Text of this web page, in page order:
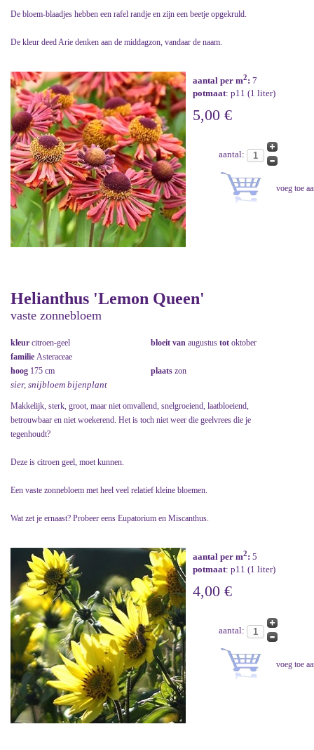
De bloem-blaadjes hebben een rafel randje en zijn een beetje opgekruld.
De kleur deed Arie denken aan de middagzon, vandaar de naam.
aantal per m2: 7
potmaat: p11 (1 liter)
5,00 €
aantal:
Helianthus 'Lemon Queen'
vaste zonnebloem
kleur citroen-geel bloeit van augustus tot oktober
familie Asteraceae
hoog 175 cm plaats zon
sier, snijbloem bijenplant
Makkelijk, sterk, groot, maar niet omvallend, snelgroeiend, laatbloeiend,
betrouwbaar en niet woekerend. Het is toch niet weer die geelvrees die je
tegenhoudt?
Deze is citroen geel, moet kunnen.
Een vaste zonnebloem met heel veel relatief kleine bloemen.
Wat zet je ernaast? Probeer eens Eupatorium en Miscanthus.
aantal per m2: 5
potmaat: p11 (1 liter)
4,00 €
aantal: